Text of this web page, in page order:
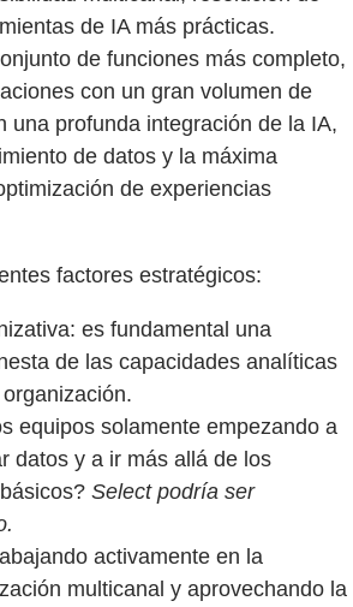
de IA más prácticas.
de funciones más completo,
con un gran volumen de
una profunda integración de la IA,
de datos y la máxima
de experiencias
factores estratégicos:
es fundamental una
de las capacidades analíticas
equipos solamente empezando a
datos y a ir más allá de los
Select podría ser
activamente en la
multicanal y aprovechando la